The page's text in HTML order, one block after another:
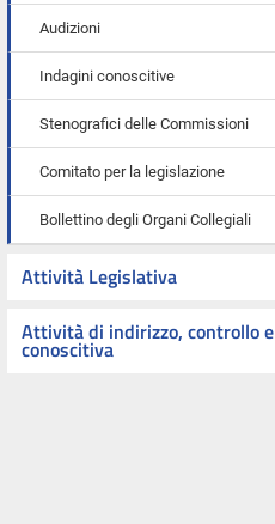
Audizioni
Indagini conoscitive
Stenografici delle Commissioni
Comitato per la legislazione
Bollettino degli Organi Collegiali
Attività Legislativa
Attività di indirizzo, controllo e
conoscitiva